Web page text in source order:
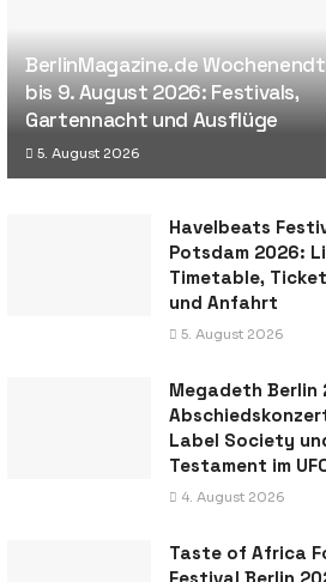
BerlinMagazine.de
bis 9. August 2026: Festivals,
Gartennacht und Ausflüge
5. August 2026
Havelbeats
Potsdam 2026:
Timetable,
und Anfahrt
5. August 2026
Megadeth Berlin
Label Society
Testament im
4. August 2026
Taste of Africa
Festival Berlin